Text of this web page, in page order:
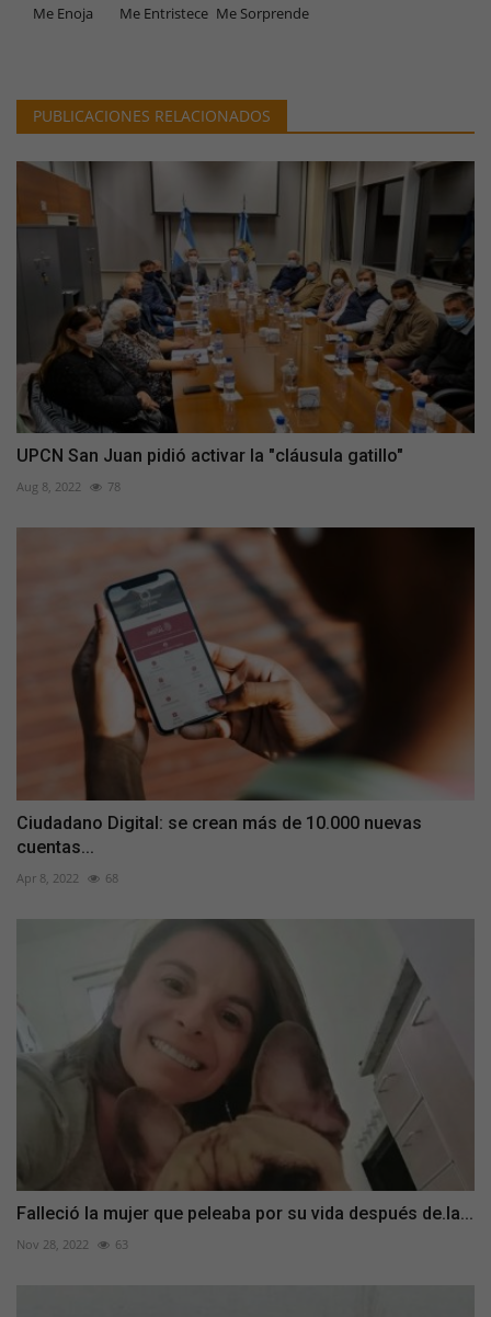
Me Enoja Me Entristece Me Sorprende
PUBLICACIONES RELACIONADOS
UPCN San Juan pidió activar la "cláusula gatillo"
Aug 8, 2022 78
Ciudadano Digital: se crean más de 10.000 nuevas
cuentas...
Apr 8, 2022 68
Falleció la mujer que peleaba por su vida después de.la...
Nov 28, 2022 63